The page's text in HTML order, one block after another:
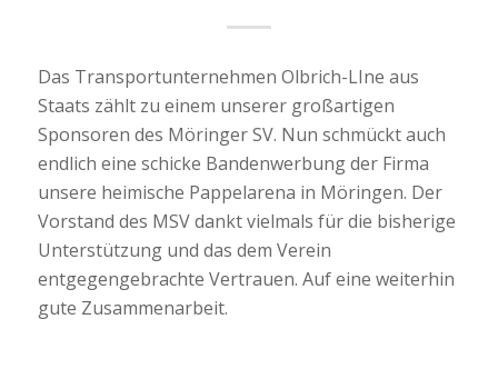
Das Transportunternehmen Olbrich-LIne aus
Staats zählt zu einem unserer großartigen
Sponsoren des Möringer SV. Nun schmückt auch
endlich eine schicke Bandenwerbung der Firma
unsere heimische Pappelarena in Möringen. Der
Vorstand des MSV dankt vielmals für die bisherige
Unterstützung und das dem Verein
entgegengebrachte Vertrauen. Auf eine weiterhin
gute Zusammenarbeit.